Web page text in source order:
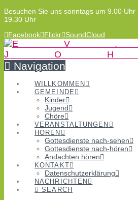
Besuchen Sie uns sonntags um 9.00
19.30 Uhr
Facebook Flickr SoundCloud
Navigation
WILLKOMMEN
GEMEINDE
Kinder
Jugend
Chöre
VERANSTALTUNGEN
HÖREN
Gottesdienste nach-sehen
Gottesdienste nach-hören
Andachten hören
KONTAKT
Datenschutzerklärung
NACHRICHTEN
SEARCH